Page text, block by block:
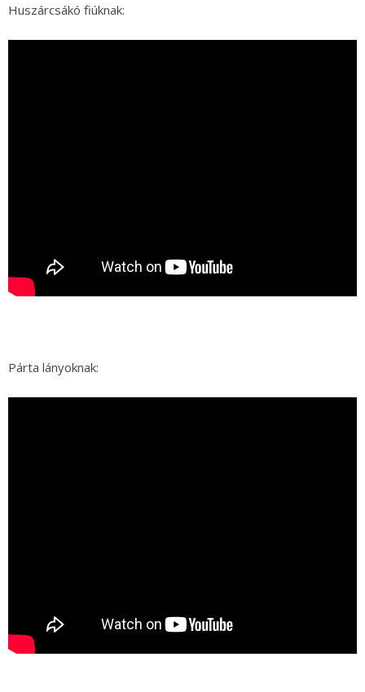
Huszárcsákó fiúknak:
Párta lányoknak: